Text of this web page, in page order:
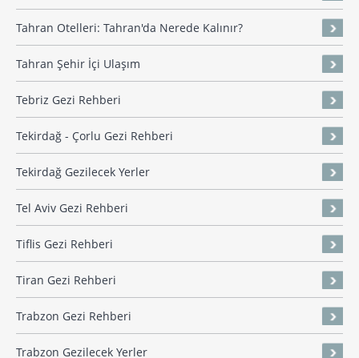
Tahran Otelleri: Tahran'da Nerede Kalınır?
Tahran Şehir İçi Ulaşım
Tebriz Gezi Rehberi
Tekirdağ - Çorlu Gezi Rehberi
Tekirdağ Gezilecek Yerler
Tel Aviv Gezi Rehberi
Tiflis Gezi Rehberi
Tiran Gezi Rehberi
Trabzon Gezi Rehberi
Trabzon Gezilecek Yerler